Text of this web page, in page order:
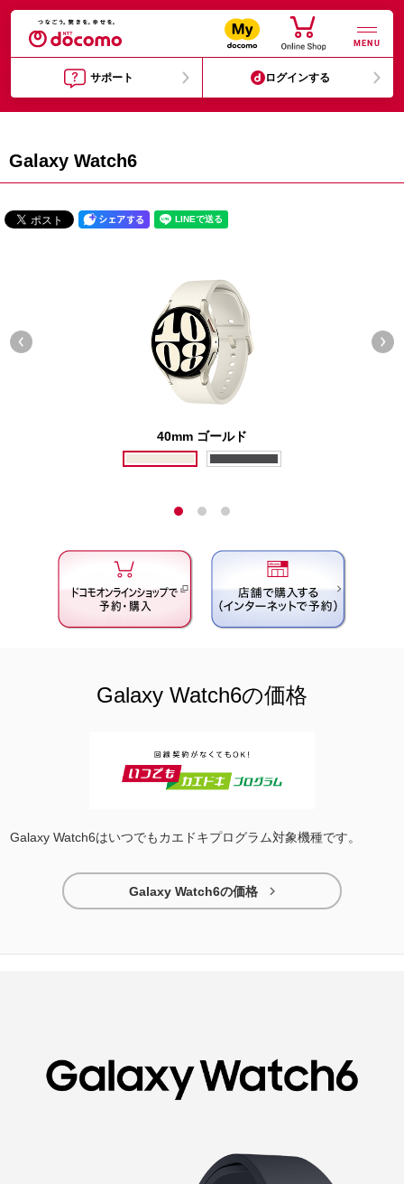
MENU
サポート ログインする
Galaxy Watch6
40mm ゴールド
Galaxy Watch6の価格
Galaxy Watch6はいつでもカエドキプログラム対象機種です。
Galaxy Watch6の価格 